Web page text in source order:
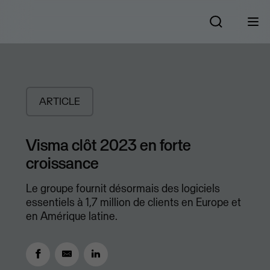
ARTICLE
Visma clôt 2023 en forte
croissance
Le groupe fournit désormais des logiciels
essentiels à 1,7 million de clients en Europe et
en Amérique latine.